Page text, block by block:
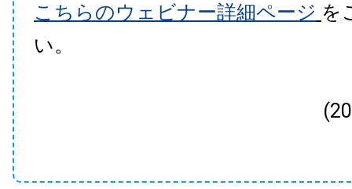
こちらのウェビナー詳細ページ を
い。